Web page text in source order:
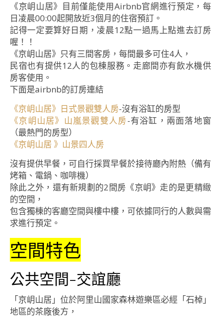
《京岄山居》目前僅能使用Airbnb官網進行預定，每
日凌晨00:00起開放近3個月的住宿預訂。
記得一定要算好日期，凌晨12點一過馬上點進去訂房
喔！！
《京岄山居》只有三間客房，每間最多可住4人，
民宿也有提供12人的包棟服務。走廊間亦有飲水機供
房客使用。
下面是airbnb的訂房連結
《京岄山居》日式景觀雙人房-沒有浴缸的房型
《京岄山居》山嵐景觀雙人房-有浴缸，兩面落地窗
（最熱門的房型）
《京岄山居 》山景四人房
沒有提供早餐，可自行採買早餐於接待廳內附熱（備有
烤箱、電鍋、咖啡機）
除此之外，還有新規劃的2間房《京岄》走的是更精緻
的空間，
包含獨棟的客廳空間與樓中樓，可依據同行的人數與需
求進行預定。
空間特色
公共空間-交誼廳
「京岄山居」位於阿里山國家森林遊樂區必經「石棹」
地區的茶廠後方，